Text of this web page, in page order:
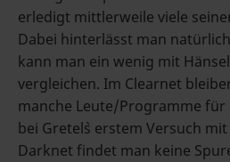
erledigt mittlerweile viele
Dabei hinterlässt man
kann man ein wenig mit
vergleichen. Im Clearnet
manche Leute/Programme
bei Gretel`s erstem Versuch
Darknet findet man keine